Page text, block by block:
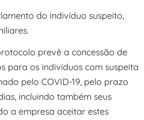
do indivíduo suspeito,
prevê a concessão de
para os indivíduos com suspeita
pelo COVID-19, pelo prazo
incluindo também seus
a empresa aceitar estes